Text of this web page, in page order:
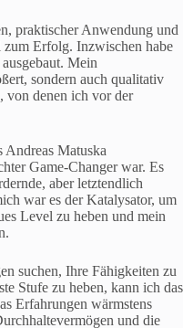
praktischer Anwendung und
Erfolg. Inzwischen habe
Mein
sondern auch qualitativ
von denen ich vor der
Andreas Matuska
Game-Changer war. Es
aber letztendlich
war es der Katalysator, um
Level zu heben und mein
suchen, Ihre Fähigkeiten zu
Stufe zu heben, kann ich das
Erfahrungen wärmstens
und die